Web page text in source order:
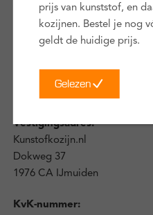
Verkoop B.V. is als volgt te
Postadres:
Vestigingsadres:
Kunstofkozijn.nl
Dokweg 37
1976 CA IJmuiden
KvK-nummer:
prijs van kunststof, en
kozijnen. Bestel je nog
geldt de huidige prijs.
Gelezen